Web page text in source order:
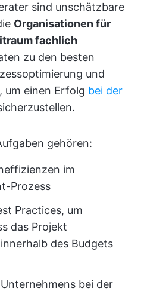
sind unschätzbare
Organisationen für
fachlich
zu den besten
und
um einen Erfolg bei der
gehören:
im
Prozess
Practices, um
das Projekt
des Budgets
bei der